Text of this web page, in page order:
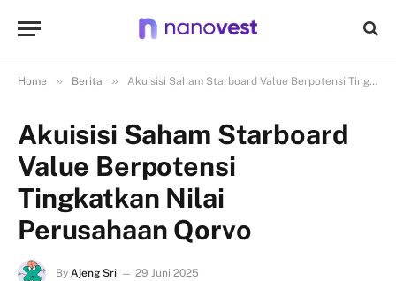
Home » Berita » Akuisisi Saham Starboard Value Berpotensi Tingkatkan Nilai Perusahaan Qorvo
Akuisisi Saham Starboard
Value Berpotensi
Tingkatkan Nilai
Perusahaan Qorvo
By Ajeng Sri 29 Juni 2025